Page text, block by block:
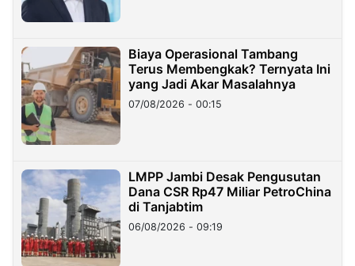
Biaya Operasional Tambang
Terus Membengkak? Ternyata Ini
yang Jadi Akar Masalahnya
07/08/2026 - 00:15
LMPP Jambi Desak Pengusutan
Dana CSR Rp47 Miliar PetroChina
di Tanjabtim
06/08/2026 - 09:19